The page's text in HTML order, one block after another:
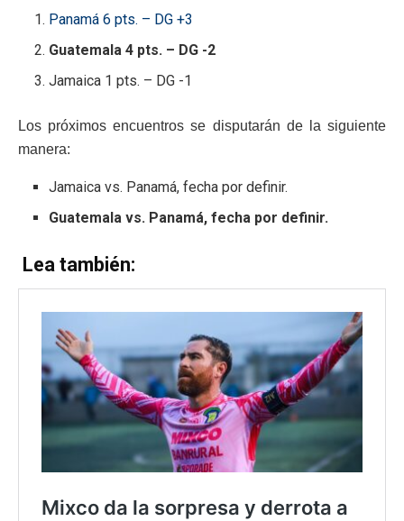
Panamá 6 pts. – DG +3
Guatemala 4 pts. – DG -2
Jamaica 1 pts. – DG -1
Los próximos encuentros se disputarán de la siguiente
manera:
Jamaica vs. Panamá, fecha por definir.
Guatemala vs. Panamá, fecha por definir.
Lea también: